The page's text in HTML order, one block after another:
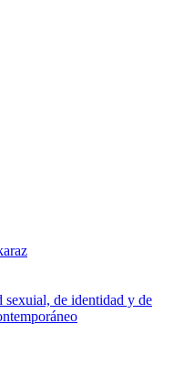
sexuial, de identidad y de